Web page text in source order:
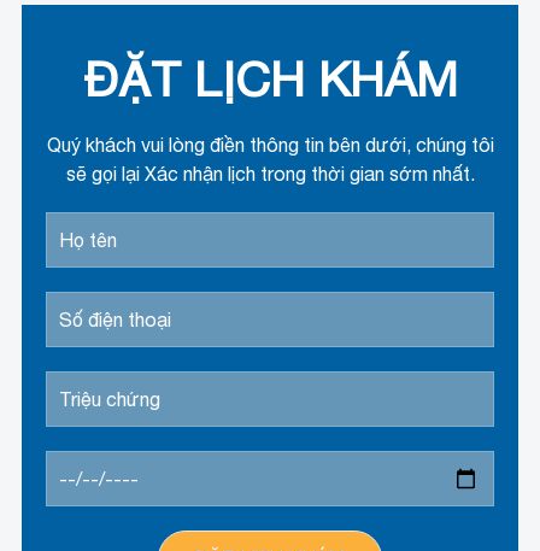
ĐẶT LỊCH KHÁM
Quý khách vui lòng điền thông tin bên dưới, chúng tôi
sẽ gọi lại Xác nhận lịch trong thời gian sớm nhất.